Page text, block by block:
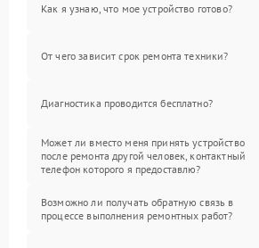
Как я узнаю, что мое устройство готово?
От чего зависит срок ремонта техники?
Диагностика проводится бесплатно?
Может ли вместо меня принять устройство
после ремонта другой человек, контактный
телефон которого я предоставлю?
Возможно ли получать обратную связь в
процессе выполнения ремонтных работ?